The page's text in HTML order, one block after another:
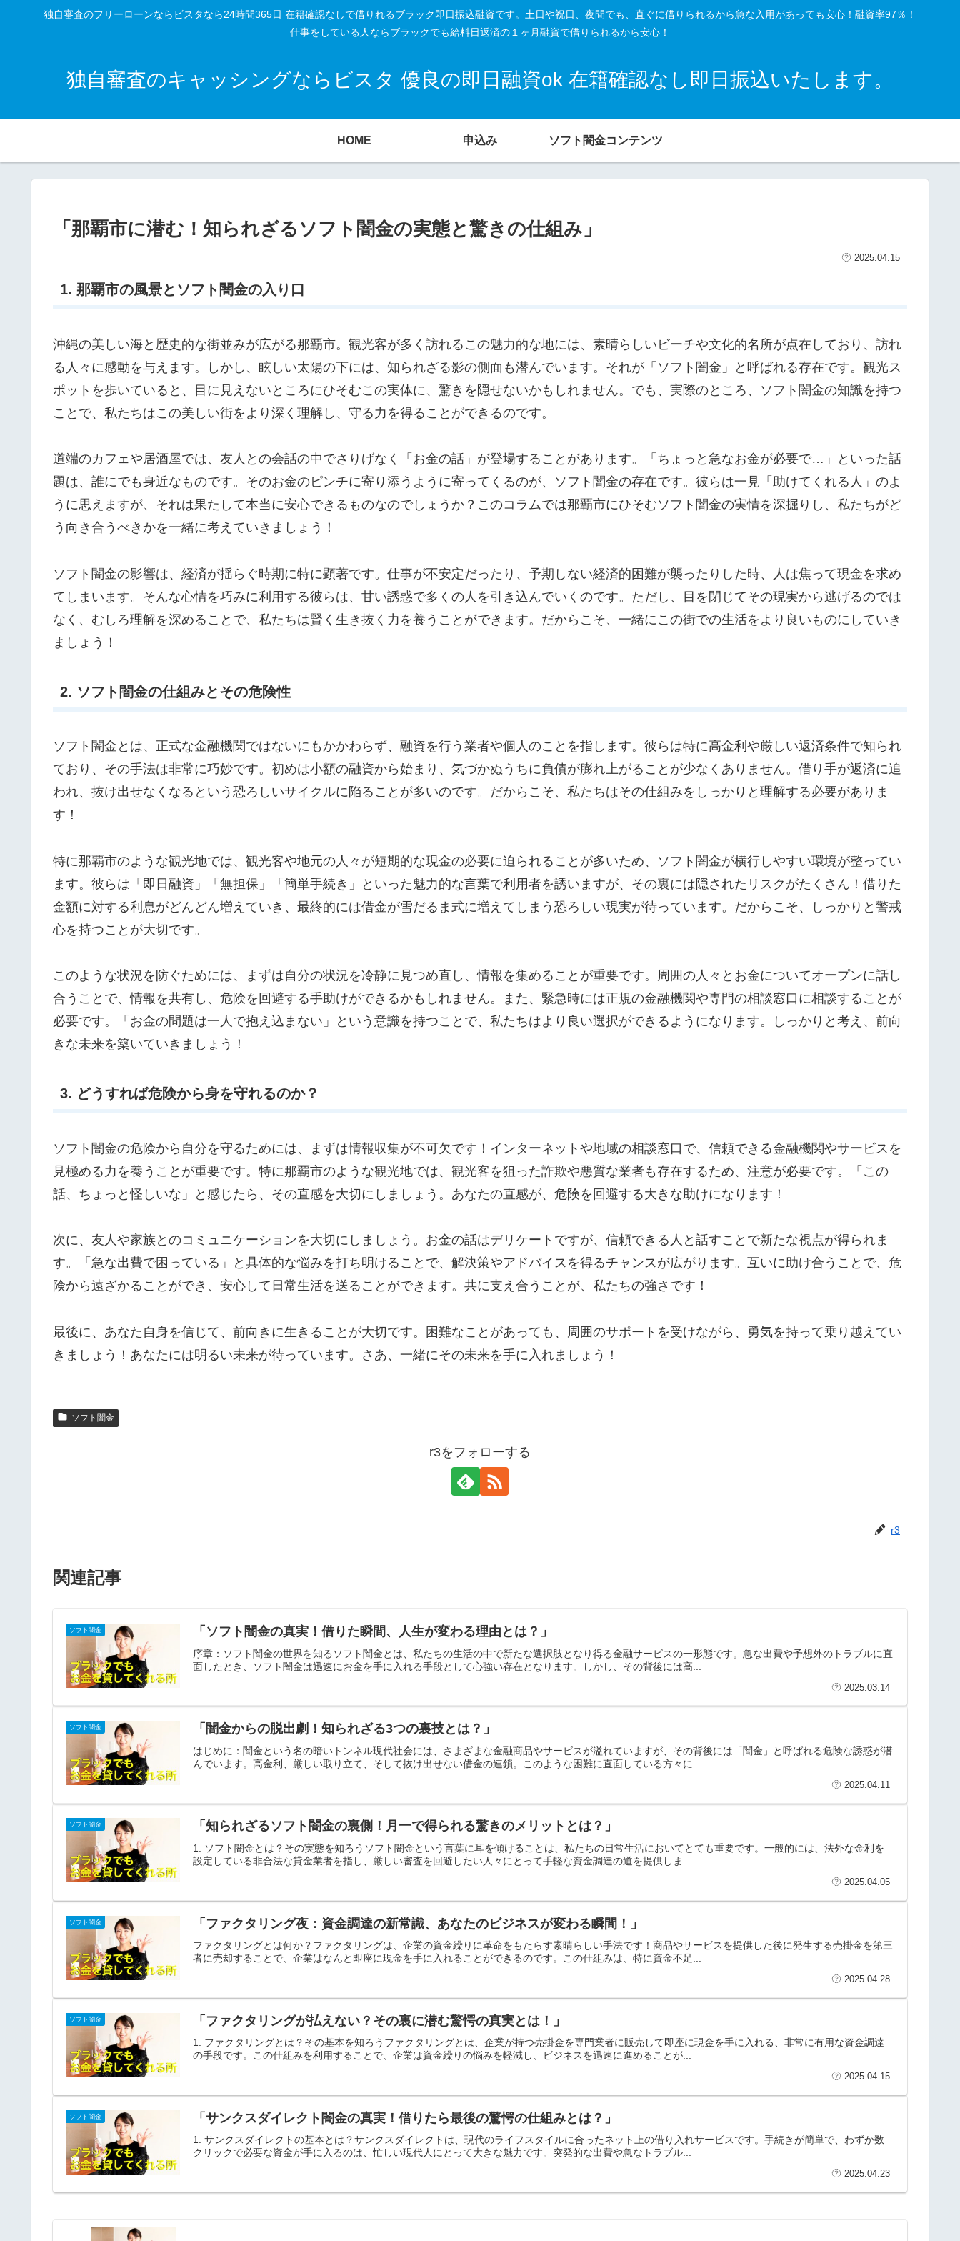
独自審査のフリーローンならビスタなら24時間365日 在籍確認なしで借りれるブラック即日振込融資です。土日や祝日、夜間でも、直ぐに借りられるから急な入用があっても安心！融資率97％！
仕事をしている人ならブラックでも給料日返済の１ヶ月融資で借りられるから安心！
独自審査のキャッシングならビスタ 優良の即日融資ok 在籍確認なし即日振込いたします。
HOME 申込み ソフト闇金コンテンツ
「那覇市に潜む！知られざるソフト闇金の実態と驚きの仕組み」
2025.04.15
1. 那覇市の風景とソフト闇金の入り口
沖縄の美しい海と歴史的な街並みが広がる那覇市。観光客が多く訪れるこの魅力的な地には、素晴らしいビーチや文化的名所が点在しており、訪れ
る人々に感動を与えます。しかし、眩しい太陽の下には、知られざる影の側面も潜んでいます。それが「ソフト闇金」と呼ばれる存在です。観光ス
ポットを歩いていると、目に見えないところにひそむこの実体に、驚きを隠せないかもしれません。でも、実際のところ、ソフト闇金の知識を持つ
ことで、私たちはこの美しい街をより深く理解し、守る力を得ることができるのです。
道端のカフェや居酒屋では、友人との会話の中でさりげなく「お金の話」が登場することがあります。「ちょっと急なお金が必要で…」といった話
題は、誰にでも身近なものです。そのお金のピンチに寄り添うように寄ってくるのが、ソフト闇金の存在です。彼らは一見「助けてくれる人」のよ
うに思えますが、それは果たして本当に安心できるものなのでしょうか？このコラムでは那覇市にひそむソフト闇金の実情を深掘りし、私たちがど
う向き合うべきかを一緒に考えていきましょう！
ソフト闇金の影響は、経済が揺らぐ時期に特に顕著です。仕事が不安定だったり、予期しない経済的困難が襲ったりした時、人は焦って現金を求め
てしまいます。そんな心情を巧みに利用する彼らは、甘い誘惑で多くの人を引き込んでいくのです。ただし、目を閉じてその現実から逃げるのでは
なく、むしろ理解を深めることで、私たちは賢く生き抜く力を養うことができます。だからこそ、一緒にこの街での生活をより良いものにしていき
ましょう！
2. ソフト闇金の仕組みとその危険性
ソフト闇金とは、正式な金融機関ではないにもかかわらず、融資を行う業者や個人のことを指します。彼らは特に高金利や厳しい返済条件で知られ
ており、その手法は非常に巧妙です。初めは小額の融資から始まり、気づかぬうちに負債が膨れ上がることが少なくありません。借り手が返済に追
われ、抜け出せなくなるという恐ろしいサイクルに陥ることが多いのです。だからこそ、私たちはその仕組みをしっかりと理解する必要がありま
す！
特に那覇市のような観光地では、観光客や地元の人々が短期的な現金の必要に迫られることが多いため、ソフト闇金が横行しやすい環境が整ってい
ます。彼らは「即日融資」「無担保」「簡単手続き」といった魅力的な言葉で利用者を誘いますが、その裏には隠されたリスクがたくさん！借りた
金額に対する利息がどんどん増えていき、最終的には借金が雪だるま式に増えてしまう恐ろしい現実が待っています。だからこそ、しっかりと警戒
心を持つことが大切です。
このような状況を防ぐためには、まずは自分の状況を冷静に見つめ直し、情報を集めることが重要です。周囲の人々とお金についてオープンに話し
合うことで、情報を共有し、危険を回避する手助けができるかもしれません。また、緊急時には正規の金融機関や専門の相談窓口に相談することが
必要です。「お金の問題は一人で抱え込まない」という意識を持つことで、私たちはより良い選択ができるようになります。しっかりと考え、前向
きな未来を築いていきましょう！
3. どうすれば危険から身を守れるのか？
ソフト闇金の危険から自分を守るためには、まずは情報収集が不可欠です！インターネットや地域の相談窓口で、信頼できる金融機関やサービスを
見極める力を養うことが重要です。特に那覇市のような観光地では、観光客を狙った詐欺や悪質な業者も存在するため、注意が必要です。「この
話、ちょっと怪しいな」と感じたら、その直感を大切にしましょう。あなたの直感が、危険を回避する大きな助けになります！
次に、友人や家族とのコミュニケーションを大切にしましょう。お金の話はデリケートですが、信頼できる人と話すことで新たな視点が得られま
す。「急な出費で困っている」と具体的な悩みを打ち明けることで、解決策やアドバイスを得るチャンスが広がります。互いに助け合うことで、危
険から遠ざかることができ、安心して日常生活を送ることができます。共に支え合うことが、私たちの強さです！
最後に、あなた自身を信じて、前向きに生きることが大切です。困難なことがあっても、周囲のサポートを受けながら、勇気を持って乗り越えてい
きましょう！あなたには明るい未来が待っています。さあ、一緒にその未来を手に入れましょう！
ソフト闇金
r3をフォローする
r3
関連記事
ソフト闇金 「ソフト闇金の真実！借りた瞬間、人生が変わる理由とは？」
序章：ソフト闇金の世界を知るソフト闇金とは、私たちの生活の中で新たな選択肢となり得る金融サービスの一形態です。急な出費や予想外のトラブルに直
面したとき、ソフト闇金は迅速にお金を手に入れる手段として心強い存在となります。しかし、その背後には高...
2025.03.14
ソフト闇金 「闇金からの脱出劇！知られざる3つの裏技とは？」
はじめに：闇金という名の暗いトンネル現代社会には、さまざまな金融商品やサービスが溢れていますが、その背後には「闇金」と呼ばれる危険な誘惑が潜
んでいます。高金利、厳しい取り立て、そして抜け出せない借金の連鎖。このような困難に直面している方々に...
2025.04.11
ソフト闇金 「知られざるソフト闇金の裏側！月一で得られる驚きのメリットとは？」
1. ソフト闇金とは？その実態を知ろうソフト闇金という言葉に耳を傾けることは、私たちの日常生活においてとても重要です。一般的には、法外な金利を
設定している非合法な貸金業者を指し、厳しい審査を回避したい人々にとって手軽な資金調達の道を提供しま...
2025.04.05
ソフト闇金 「ファクタリング夜：資金調達の新常識、あなたのビジネスが変わる瞬間！」
ファクタリングとは何か？ファクタリングは、企業の資金繰りに革命をもたらす素晴らしい手法です！商品やサービスを提供した後に発生する売掛金を第三
者に売却することで、企業はなんと即座に現金を手に入れることができるのです。この仕組みは、特に資金不足...
2025.04.28
ソフト闇金 「ファクタリングが払えない？その裏に潜む驚愕の真実とは！」
1. ファクタリングとは？その基本を知ろうファクタリングとは、企業が持つ売掛金を専門業者に販売して即座に現金を手に入れる、非常に有用な資金調達
の手段です。この仕組みを利用することで、企業は資金繰りの悩みを軽減し、ビジネスを迅速に進めることが...
2025.04.15
ソフト闇金 「サンクスダイレクト闇金の真実！借りたら最後の驚愕の仕組みとは？」
1. サンクスダイレクトの基本とは？サンクスダイレクトは、現代のライフスタイルに合ったネット上の借り入れサービスです。手続きが簡単で、わずか数
クリックで必要な資金が手に入るのは、忙しい現代人にとって大きな魅力です。突発的な出費や急なトラブル...
2025.04.23